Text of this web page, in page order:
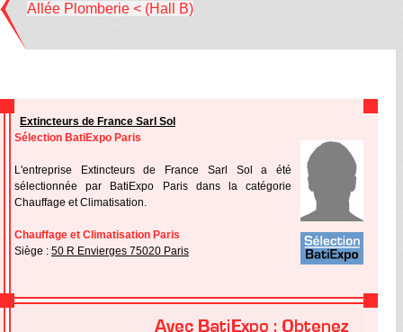
Allée Plomberie < (Hall B)
Extincteurs de France Sarl Sol
Sélection BatiExpo Paris
L'entreprise Extincteurs de France Sarl Sol a été
sélectionnée par BatiExpo Paris dans la catégorie
Chauffage et Climatisation.
Chauffage et Climatisation Paris
Siège : 50 R Envierges 75020 Paris